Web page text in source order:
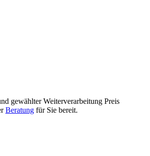
gewählter Weiterverarbeitung Preis
Beratung für Sie bereit.